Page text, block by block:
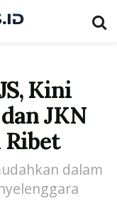
Kini
JKN
Ribet
dalam